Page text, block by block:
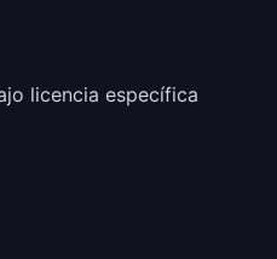
licencia específica